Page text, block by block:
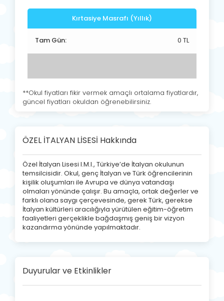
Kırtasiye Masrafı (Yıllık)
Tam Gün: 0 TL
**Okul fiyatları fikir vermek amaçlı ortalama fiyatlardır,
güncel fiyatları okuldan öğrenebilirsiniz.
ÖZEL İTALYAN LİSESİ Hakkında
Özel İtalyan Lisesi I.M.I., Türkiye’de İtalyan okulunun
temsilcisidir. Okul, genç İtalyan ve Türk öğrencilerinin
kişilik oluşumları ile Avrupa ve dünya vatandaşı
olmaları yönünde çalışır. Bu amaçla, ortak değerler ve
farklı olana saygı çerçevesinde, gerek Türk, gerekse
İtalyan kültürleri aracılığıyla yürütülen eğitim-öğretim
faaliyetleri gerçeklikle bağdaşmış geniş bir vizyon
kazandırma yönünde yapılmaktadır.
Duyurular ve Etkinlikler